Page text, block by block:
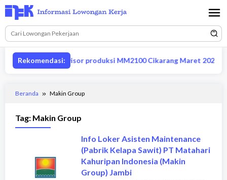
Loncat
ke
konten
Rekomendasi:
Lowongan supervisor produksi MM2100 Cikarang Maret 2026
Beranda Makin Group
Tag: Makin Group
Info Loker Asisten Maintenance
(Pabrik Kelapa Sawit) PT Matahari
Kahuripan Indonesia (Makin
Group) Jambi